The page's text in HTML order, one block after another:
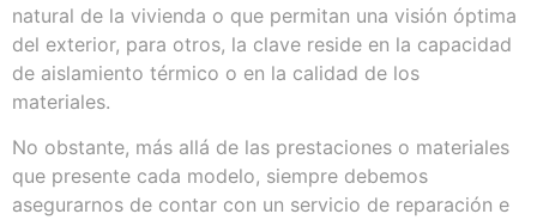
natural de la vivienda o que permitan una visión óptima
del exterior, para otros, la clave reside en la capacidad
de aislamiento térmico o en la calidad de los
materiales.
No obstante, más allá de las prestaciones o materiales
que presente cada modelo, siempre debemos
asegurarnos de contar con un servicio de reparación e